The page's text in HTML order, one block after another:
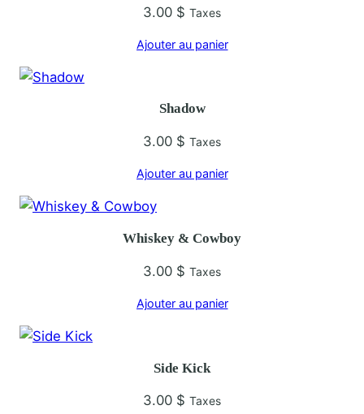
h
3.00 $ Taxes
Ajouter au panier
Shadow
3.00 $ Taxes
Ajouter au panier
Whiskey & Cowboy
3.00 $ Taxes
Ajouter au panier
Side Kick
3.00 $ Taxes